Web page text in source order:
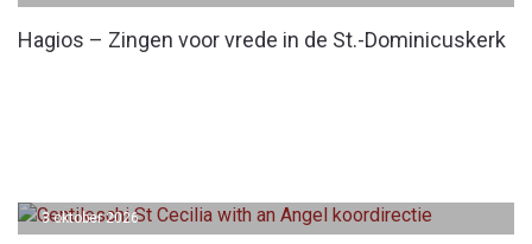
Hagios – Zingen voor vrede in de St.-Dominicuskerk
3 oktober 2026